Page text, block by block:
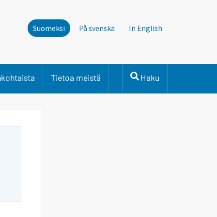
Suomeksi På svenska In English
Tietoa meistä Haku